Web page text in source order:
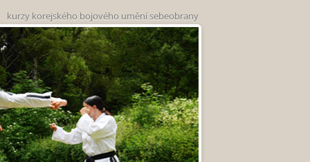
kurzy korejského bojového umění sebeobrany